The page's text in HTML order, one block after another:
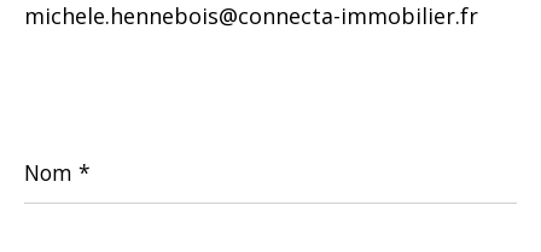
michele.hennebois@connecta-immobilier.fr
*